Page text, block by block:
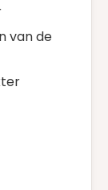
van de